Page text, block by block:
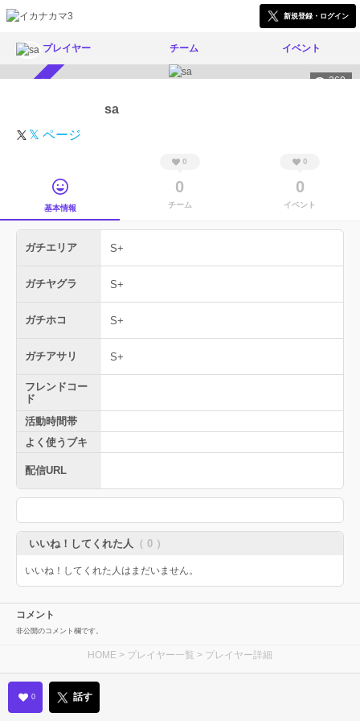
新規登録・ログイン
プレイヤー チーム イベント
260
sa
𝕏 ページ
基本情報
0
0
チーム
0
0
イベント
ガチエリア S+
ガチヤグラ S+
ガチホコ S+
ガチアサリ S+
フレンドコー
ド
活動時間帯
よく使うブキ
配信URL
いいね！してくれた人 （ 0 ）
いいね！してくれた人はまだいません。
コメント
非公開のコメント欄です。
HOME > プレイヤー一覧 > プレイヤー詳細
0 話す